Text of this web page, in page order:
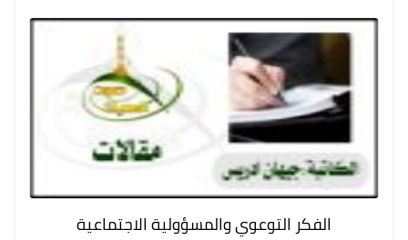
الفكر التوعوي والمسؤولية الاجتماعية